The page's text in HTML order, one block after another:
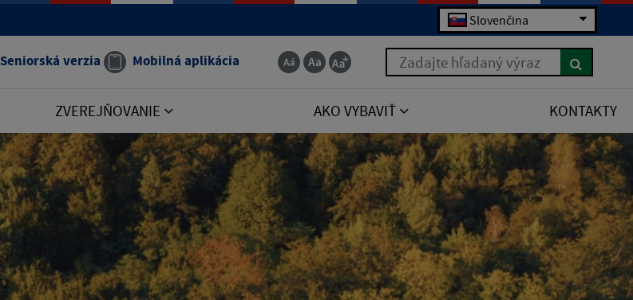
Slovenčina
Seniorská verzia Mobilná aplikácia Zadajte hľadaný výraz
ZVEREJŇOVANIE AKO VYBAVIŤ KONTAKTY